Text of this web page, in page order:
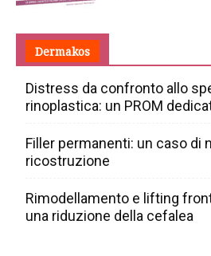
Dermakos
Distress da confronto allo
rinoplastica: un PROM
Filler permanenti: un caso di
ricostruzione
Rimodellamento e lifting
una riduzione della cefalea